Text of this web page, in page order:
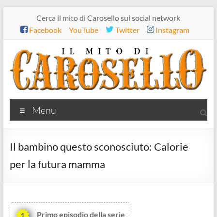
contenuto
Cerca il mito di Carosello sui social network
Facebook
YouTube Twitter Instagram
Il
mito
di
Carosello
Menu
Il bambino questo sconosciuto: Calorie
per la futura mamma
Primo episodio della serie